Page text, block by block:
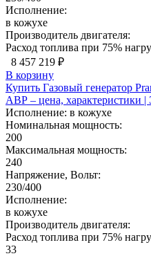
Исполнение:
в кожухе
Производитель двигателя:
Расход топлива при 75%
8 457 219 ₽
В корзину
Купить Газовый генератор
АВР – цена, характеристики |
Исполнение: в кожухе
Номинальная мощность:
200
Максимальная мощность:
240
Напряжение, Вольт:
230/400
Исполнение:
в кожухе
Производитель двигателя:
Расход топлива при 75%
33